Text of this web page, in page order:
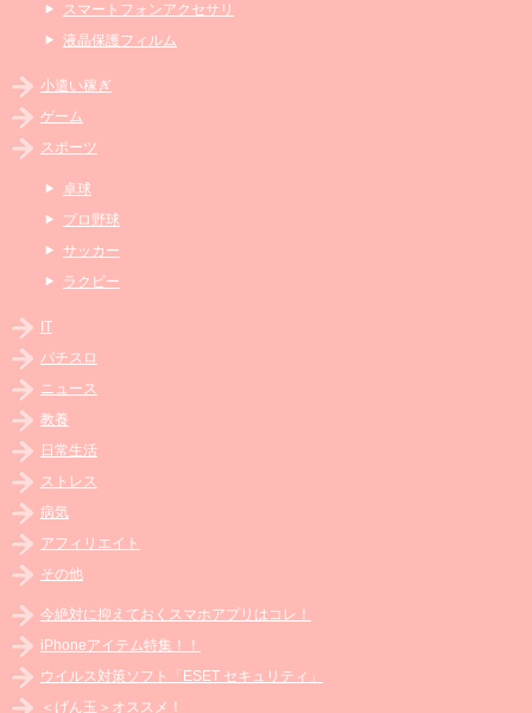
スマートフォンアクセサリ
液晶保護フィルム
小遣い稼ぎ
ゲーム
スポーツ
卓球
プロ野球
サッカー
ラクビー
IT
パチスロ
ニュース
教養
日常生活
ストレス
病気
アフィリエイト
その他
今絶対に抑えておくスマホアプリはコレ！
iPhoneアイテム特集！！
ウイルス対策ソフト「ESET セキュリティ」
＜げん玉＞オススメ！